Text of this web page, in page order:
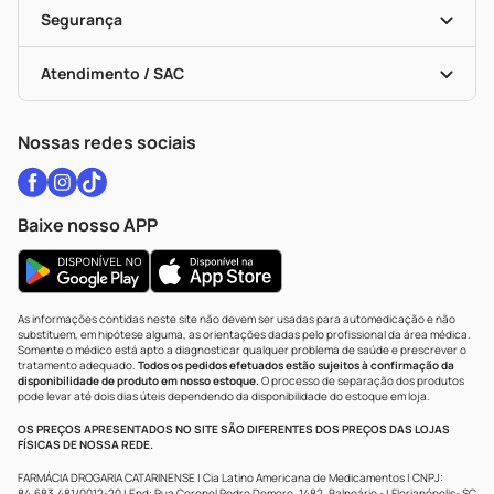
Black Friday
Formas De Pagamento
Troca E Devolução
Bulas De A A Z
Políticas De Marketplace
Serviços Farmacêuticos
Testes Rápidos
Autoteste Covid-19
Vacinas
Segurança
Portal Da Privacidade
Atendimento / SAC
Nossas redes sociais
Baixe nosso APP
As informações contidas neste site não devem ser usadas para automedicação e não
substituem, em hipótese alguma, as orientações dadas pelo profissional da área médica.
Somente o médico está apto a diagnosticar qualquer problema de saúde e prescrever o
tratamento adequado. Todos os pedidos efetuados estão sujeitos à confirmação da
disponibilidade de produto em nosso estoque.O processo de separação dos produtos
pode levar até dois dias úteis dependendo da disponibilidade do estoque em loja.
OS PREÇOS APRESENTADOS NO SITE SÃO DIFERENTES DOS PREÇOS DAS LOJAS
FÍSICAS DE NOSSA REDE.
FARMÁCIA DROGARIA CATARINENSE | Cia Latino Americana de Medicamentos | CNPJ: